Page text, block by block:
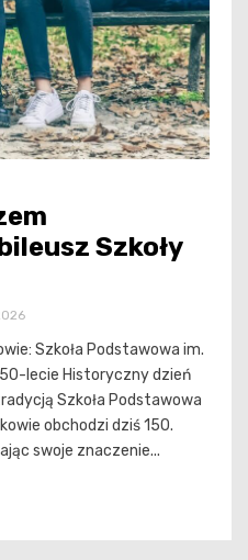
Szkoły
Szkoła Podstawowa im.
lecie Historyczny dzień
Szkoła Podstawowa
obchodzi dziś 150.
swoje znaczenie...